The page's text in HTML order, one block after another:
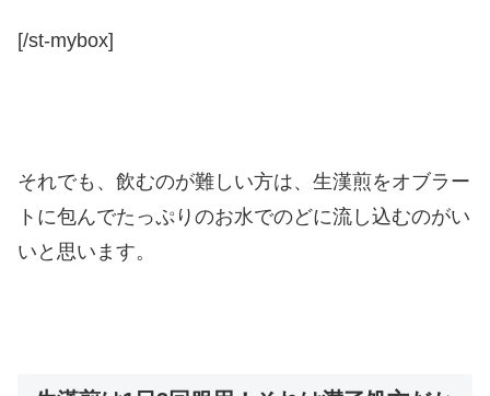
[/st-mybox]
それでも、飲むのが難しい方は、生漢煎をオブラー
トに包んでたっぷりのお水でのどに流し込むのがい
いと思います。